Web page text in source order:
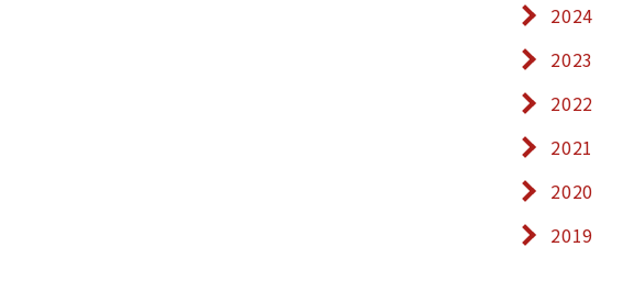
2024
2023
2022
2021
2020
2019